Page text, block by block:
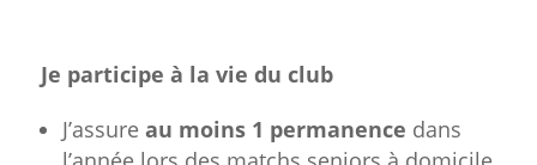
Je participe à la vie du club
J’assure au moins 1 permanence dans